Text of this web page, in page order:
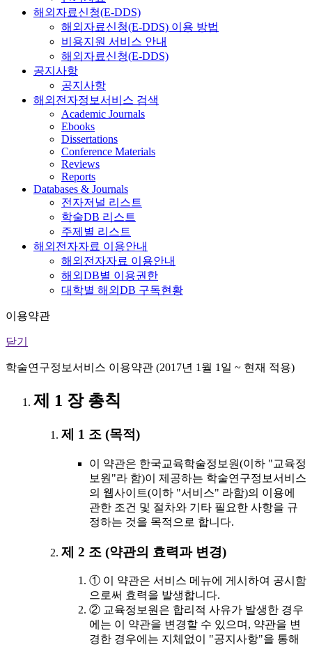
해외자료신청(E-DDS)
해외자료신청(E-DDS) 이용 방법
비용지원 서비스 안내
해외자료신청(E-DDS)
공지사항
공지사항
해외전자정보서비스 검색
Academic Journals
Ebooks
Dissertations
Conference Materials
Reviews
Reports
Databases & Journals
전자저널 리스트
학술DB 리스트
주제별 리스트
해외전자자료 이용안내
해외전자자료 이용안내
해외DB별 이용권한
대학별 해외DB 구독현황
이용약관
닫기
학술연구정보서비스 이용약관 (2017년 1월 1일 ~ 현재 적용)
제 1 장 총칙
제 1 조 (목적)
이 약관은 한국교육학술정보원(이하 "교육정
보원"라 함)이 제공하는 학술연구정보서비스
의 웹사이트(이하 "서비스" 라함)의 이용에
관한 조건 및 절차와 기타 필요한 사항을 규
정하는 것을 목적으로 합니다.
제 2 조 (약관의 효력과 변경)
① 이 약관은 서비스 메뉴에 게시하여 공시함
으로써 효력을 발생합니다.
② 교육정보원은 합리적 사유가 발생한 경우
에는 이 약관을 변경할 수 있으며, 약관을 변
경한 경우에는 지체없이 "공지사항"을 통해